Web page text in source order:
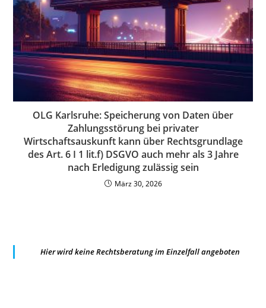
OLG Karlsruhe: Speicherung von Daten über
Zahlungsstörung bei privater
Wirtschaftsauskunft kann über Rechtsgrundlage
des Art. 6 I 1 lit.f) DSGVO auch mehr als 3 Jahre
nach Erledigung zulässig sein
März 30, 2026
Hier wird keine Rechtsberatung im Einzelfall angeboten